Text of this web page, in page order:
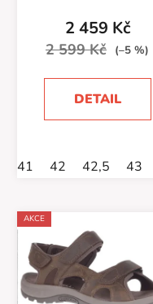
2 459 Kč
2 599 Kč (–5 %)
DETAIL
41 42 42,5 43
AKCE